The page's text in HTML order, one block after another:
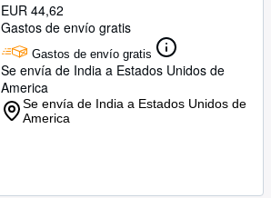
EUR 44,62
Gastos de envío gratis
Gastos de envío gratis
Se envía de India a Estados Unidos de
America
Se envía de India a Estados Unidos de
America